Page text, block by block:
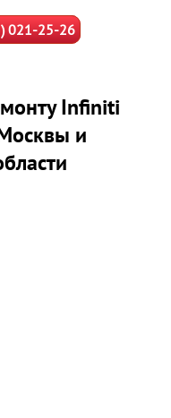
021-25-26
Infiniti
и